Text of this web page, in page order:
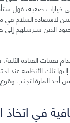
خيارات صعبة، فهل
لاستعادة السلام
الذين سترسلهم إلى
تقنيات القيادة
إليها تلك الأنظمة عند
أحد المارة لتجنب
في اتخاذ